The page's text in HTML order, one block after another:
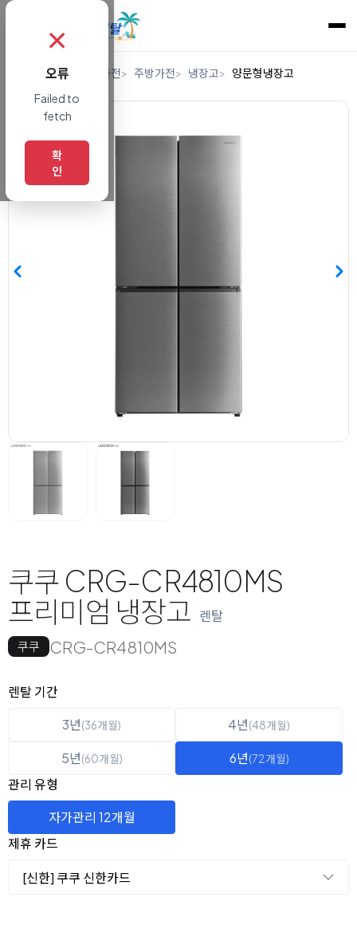
렌탈 디지털/가전 주방가전 냉장고 양문형냉장고
쿠쿠 CRG-CR4810MS
프리미엄 냉장고 렌탈
쿠쿠 CRG-CR4810MS
옵션 선택
렌탈 선택
렌탈 기간
3년(36개월) 4년(48개월)
5년(60개월) 6년(72개월)
관리 유형
자가관리 12개월
제휴 카드
[신한] 쿠쿠 신한카드
✗
오류
Failed to
fetch
확
인